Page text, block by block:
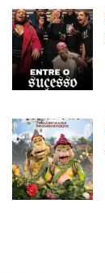
0
.
w
p
.
o
m
/
v
e